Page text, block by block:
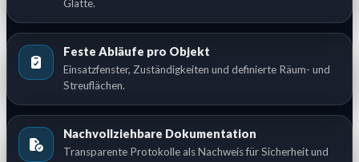
Glätte.
Feste Abläufe pro Objekt
Einsatzfenster, Zuständigkeiten und definierte Räum- und
Streuflächen.
Nachvollziehbare Dokumentation
Transparente Protokolle als Nachweis für Sicherheit und